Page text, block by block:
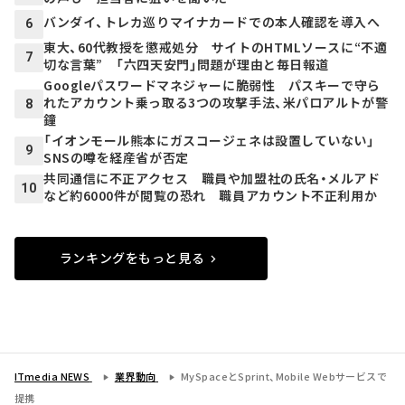
6 バンダイ、トレカ巡りマイナカードでの本人確認を導入へ
7
東大、60代教授を懲戒処分 サイトのHTMLソースに“不適
切な言葉” 「六四天安門」問題が理由と毎日報道
8
Googleパスワードマネジャーに脆弱性 パスキーで守ら
れたアカウント乗っ取る3つの攻撃手法、米パロアルトが警
鐘
9
「イオンモール熊本にガスコージェネは設置していない」
SNSの噂を経産省が否定
10
共同通信に不正アクセス 職員や加盟社の氏名・メルアド
など約6000件が閲覧の恐れ 職員アカウント不正利用か
ランキングをもっと見る
ITmedia NEWS 業界動向
MySpaceとSprint、Mobile Webサービスで
提携